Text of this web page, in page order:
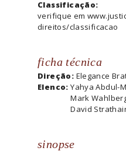
Classificação:
verifique em
direitos/classificacao
ficha técnica
Direção: Elegance
Elenco:Yahya Abdul-
Mark
David
sinopse